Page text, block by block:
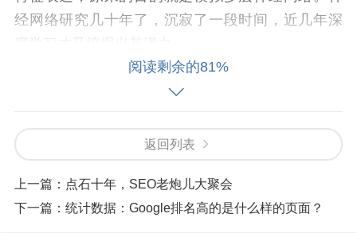
经网络研究几十年了，沉寂了一段时间，近几年深
深度学习的一个重要特点是，它不需要人工输入或
标注特征，而是通过海量数据自动学习特征，也就
是所谓无监督学习（unsupervised learning）。所以
大数据和深度学习也搅合在一起。
深度学习另一个特点是与具体领域无关（domain ind
ependent），既可以用在围棋，也可以用在搜索或
阅读剩余的81%
返回列表
上一篇： 点石十年，SEO老炮儿大聚会
下一篇： 统计数据：Google排名高的是什么样的页面？